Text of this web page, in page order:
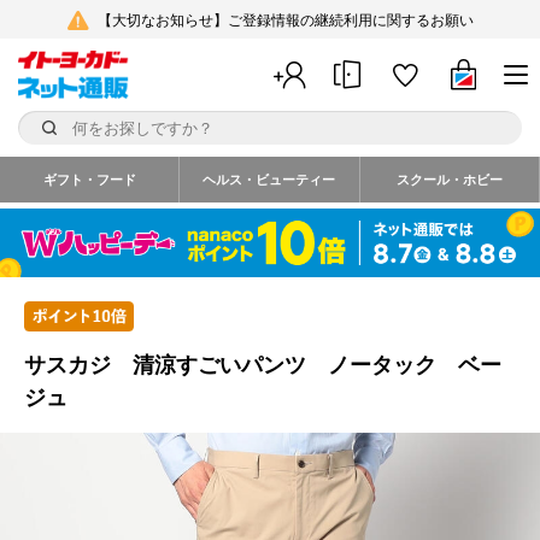
【大切なお知らせ】ご登録情報の継続利用に関するお願い
ギフト・フード ヘルス・ビューティー スクール・ホビー
サスカジ 清涼すごいパンツ ノータック ベー
ジュ